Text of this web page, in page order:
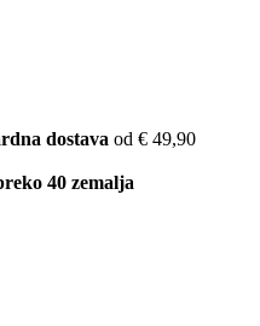
dostava od € 49,90
40 zemalja